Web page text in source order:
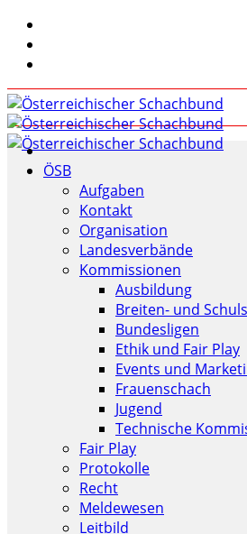
ÖSB
Aufgaben
Kontakt
Organisation
Landesverbände
Kommissionen
Ausbildung
Breiten- und
Bundesligen
Ethik und Fair Play
Events und
Frauenschach
Jugend
Technische
Fair Play
Protokolle
Recht
Meldewesen
Leitbild